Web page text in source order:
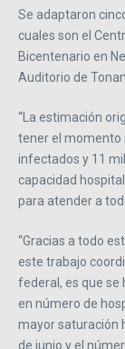
Se adaptaron
cuales son el
Bicentenario en
Auditorio de
“La estimación
tener el momento
infectados y 11
capacidad
para atender a
“Gracias a todo
este trabajo
federal, es que se
en número de
mayor saturación
de junio y el